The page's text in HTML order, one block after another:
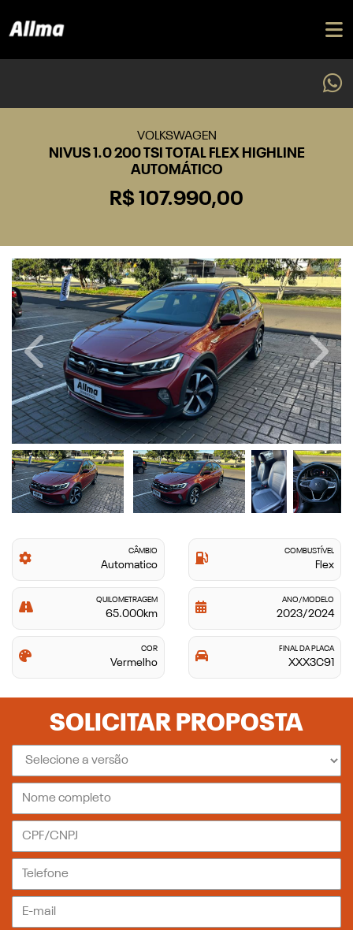
VOLKSWAGEN
NIVUS 1.0 200 TSI TOTAL FLEX HIGHLINE
AUTOMÁTICO
R$ 107.990,00
Previous Next
CÂMBIO
Automatico
COMBUSTÍVEL
Flex
QUILOMETRAGEM
65.000km
ANO/MODELO
2023/2024
COR
Vermelho
FINAL DA PLACA
XXX3C91
SOLICITAR PROPOSTA